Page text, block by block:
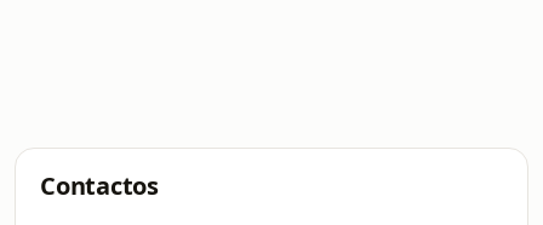
Contactos